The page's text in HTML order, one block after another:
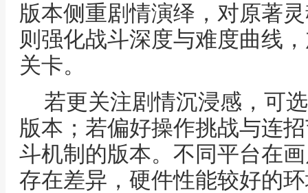
版本侧重剧情演绎，对原著
则强化战斗深度与难度曲线
关卡。
若更关注剧情沉浸感，可
版本；若偏好操作挑战与连
斗机制的版本。不同平台在
存在差异，硬件性能较好的